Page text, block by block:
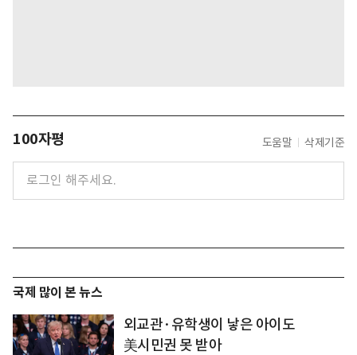
100자평 도움말 삭제기준
국제 많이 본 뉴스
외교관·유학생이 낳은 아이도
美시민권 못 받아